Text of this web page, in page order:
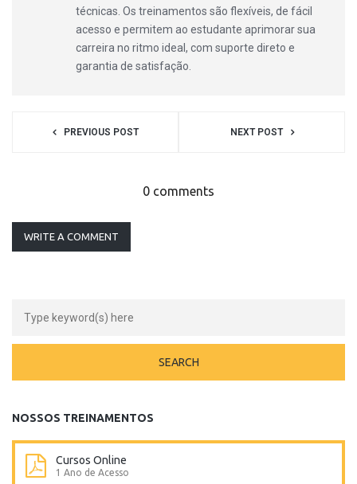
técnicas. Os treinamentos são flexíveis, de fácil
acesso e permitem ao estudante aprimorar sua
carreira no ritmo ideal, com suporte direto e
garantia de satisfação.
PREVIOUS POST NEXT POST
0 comments
WRITE A COMMENT
NOSSOS TREINAMENTOS
Cursos Online
1 Ano de Acesso